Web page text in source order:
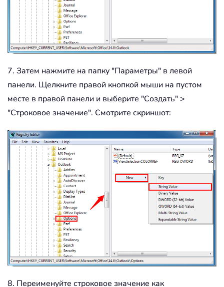
7. Затем нажмите на папку "Параметры" в левой
панели. Щелкните правой кнопкой мыши на пустом
месте в правой панели и выберите "Создать" >
"Строковое значение". Смотрите скриншот:
8. Переименуйте строковое значение как